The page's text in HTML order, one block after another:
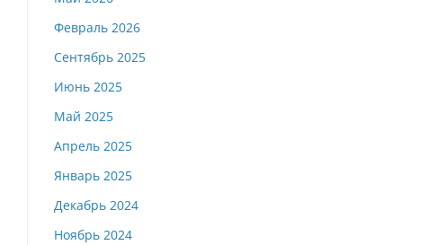
Февраль 2026
Сентябрь 2025
Июнь 2025
Май 2025
Апрель 2025
Январь 2025
Декабрь 2024
Ноябрь 2024